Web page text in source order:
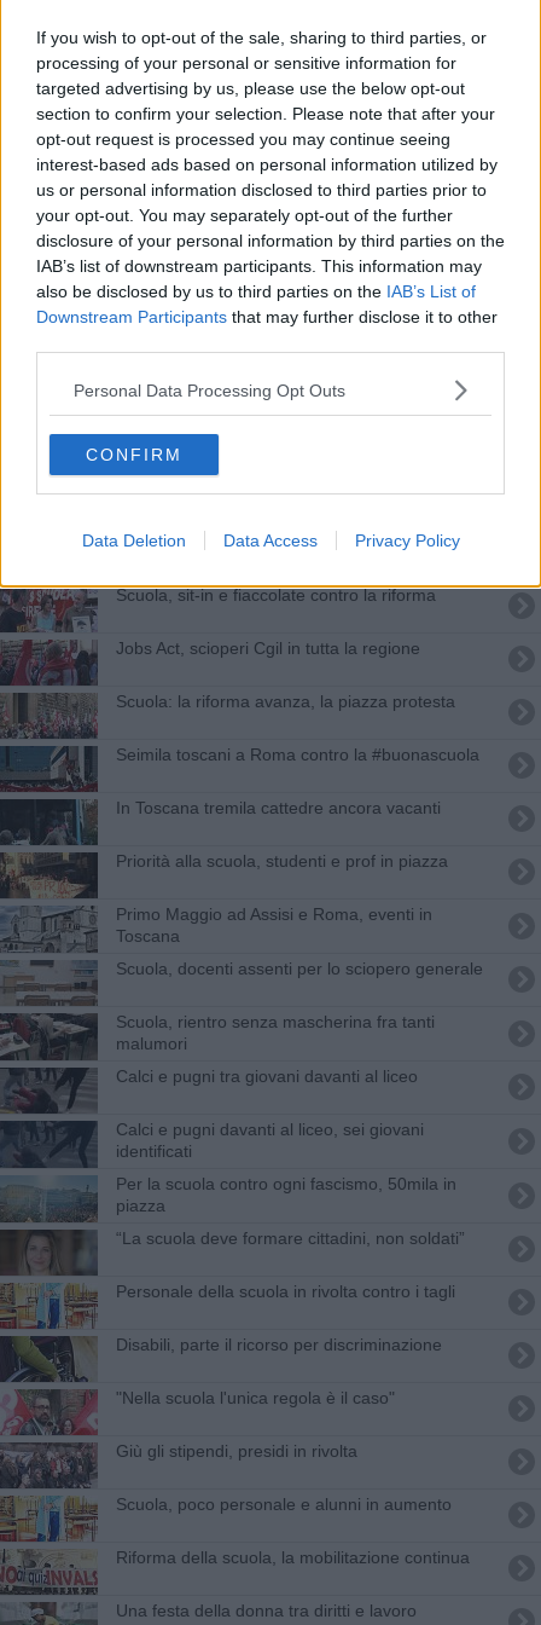
If you wish to opt-out of the sale, sharing to third parties, or
processing of your personal or sensitive information for
targeted advertising by us, please use the below opt-out
section to confirm your selection. Please note that after your
opt-out request is processed you may continue seeing
interest-based ads based on personal information utilized by
us or personal information disclosed to third parties prior to
your opt-out. You may separately opt-out of the further
disclosure of your personal information by third parties on the
IAB’s list of downstream participants. This information may
also be disclosed by us to third parties on the IAB’s List of
Downstream Participants that may further disclose it to other
Personal Data Processing Opt Outs
CONFIRM
Data Deletion Data Access Privacy Policy
Appalti scuole, protesta con flash mob in piazza
Scuola, protestano gli addetti alle pulizie e alla
sorveglianza
La scuola protesta contro precari e classi pollaio
Scuola e sanità, il giorno dello sciopero
Stop ai treni per i diritti delle donne
Scuola nel caos a un mese dalla campanella
​Guerra sulle nomine degli insegnanti
Studenti in aumento, personale Ata in
diminuzione
Nuove ombre sul concorso per presidi
Scuola, sit-in e fiaccolate contro la riforma
Jobs Act, scioperi Cgil in tutta la regione
Scuola: la riforma avanza, la piazza protesta
Seimila toscani a Roma contro la #buonascuola
In Toscana tremila cattedre ancora vacanti
Priorità alla scuola, studenti e prof in piazza
Primo Maggio ad Assisi e Roma, eventi in
Toscana
Scuola, docenti assenti per lo sciopero generale
Scuola, rientro senza mascherina fra tanti
malumori
Calci e pugni tra giovani davanti al liceo
Calci e pugni davanti al liceo, sei giovani
identificati
Per la scuola contro ogni fascismo, 50mila in
piazza
“La scuola deve formare cittadini, non soldati”
Personale della scuola in rivolta contro i tagli
Disabili, parte il ricorso per discriminazione
"Nella scuola l'unica regola è il caso"
Giù gli stipendi, presidi in rivolta
Scuola, poco personale e alunni in aumento
Riforma della scuola, la mobilitazione continua
Una festa della donna tra diritti e lavoro